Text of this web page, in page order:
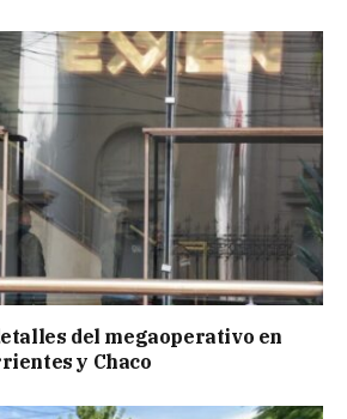
del megaoperativo en
y Chaco